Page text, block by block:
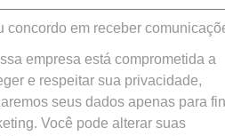
concordo em receber
empresa está comprometida a
e respeitar sua privacidade,
seus dados apenas para
Você pode alterar suas